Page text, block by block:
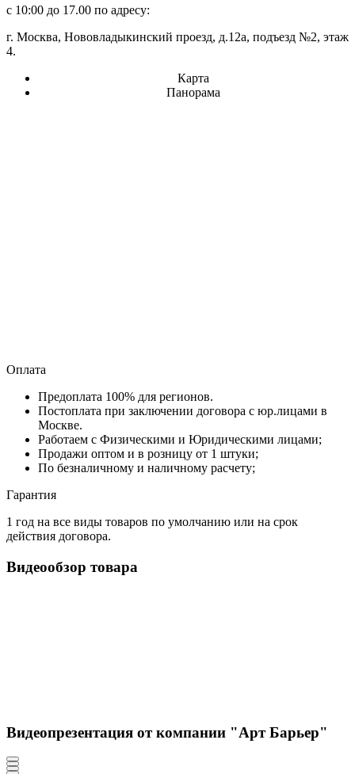
с 10:00 до 17.00 по адресу:
г. Москва, Нововладыкинский проезд, д.12а, подъезд №2, этаж
4.
Карта
Панорама
Оплата
Предоплата 100% для регионов.
Постоплата при заключении договора с юр.лицами в
Москве.
Работаем с Физическими и Юридическими лицами;
Продажи оптом и в розницу от 1 штуки;
По безналичному и наличному расчету;
Гарантия
1 год на все виды товаров по умолчанию или на срок
действия договора.
Видеообзор товара
Видеопрезентация от компании "Арт Барьер"